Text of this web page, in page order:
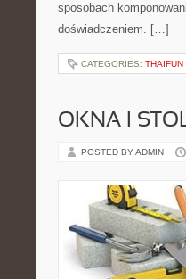
sposobach
doświadczeniem. […]
CATEGORIES: THAIFUN
OKNA I
POSTED BY ADMIN